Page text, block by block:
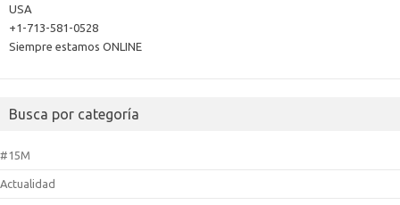
USA
+1-713-581-0528
Siempre estamos ONLINE
Busca por categoría
#15M
Actualidad